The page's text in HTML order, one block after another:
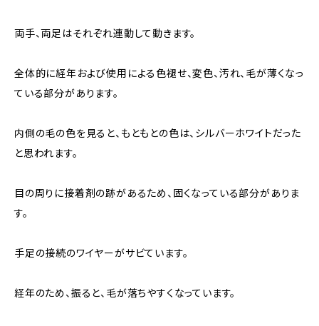
両手、両足はそれぞれ連動して動きます。
全体的に経年および使用による色褪せ、変色、汚れ、毛が薄くなっ
ている部分があります。
内側の毛の色を見ると、もともとの色は、シルバーホワイトだった
と思われます。
目の周りに接着剤の跡があるため、固くなっている部分がありま
す。
手足の接続のワイヤーがサビています。
経年のため、振ると、毛が落ちやすくなっています。